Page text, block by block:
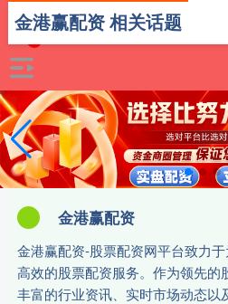
金港赢配资
金港赢配资-股票配资网平台致力于
高效的股票配资服务。作为领先的
丰富的行业资讯、实时市场动态以
金港赢配资 相关话题